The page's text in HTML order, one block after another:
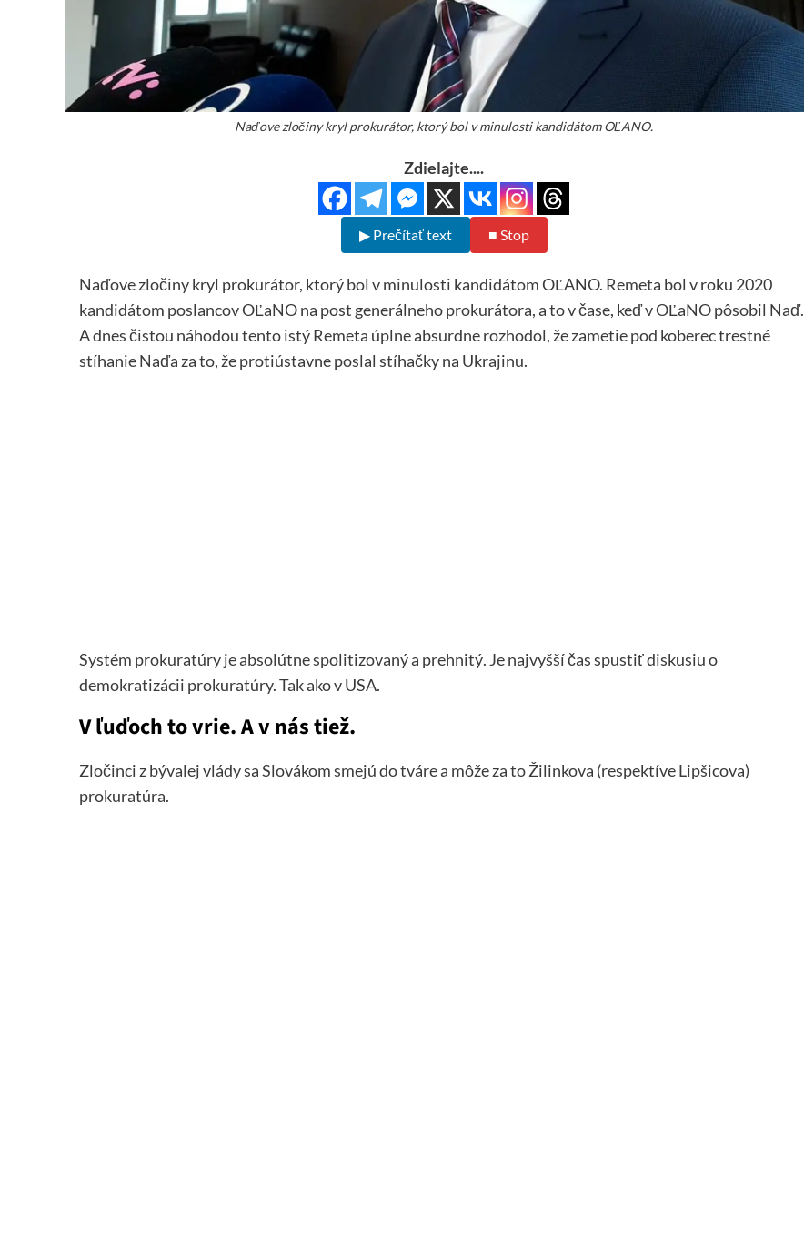
Naďove zločiny kryl prokurátor, ktorý bol v minulosti kandidátom OĽANO.
Zdielajte....
▶ Prečítať text ■ Stop
Naďove zločiny kryl prokurátor, ktorý bol v minulosti kandidátom OĽANO. Remeta bol v roku 2020
kandidátom poslancov OĽaNO na post generálneho prokurátora, a to v čase, keď v OĽaNO pôsobil Naď.
A dnes čistou náhodou tento istý Remeta úplne absurdne rozhodol, že zametie pod koberec trestné
stíhanie Naďa za to, že protiústavne poslal stíhačky na Ukrajinu.
Systém prokuratúry je absolútne spolitizovaný a prehnitý. Je najvyšší čas spustiť diskusiu o
demokratizácii prokuratúry. Tak ako v USA.
V ľuďoch to vrie. A v nás tiež.
Zločinci z bývalej vlády sa Slovákom smejú do tváre a môže za to Žilinkova (respektíve Lipšicova)
prokuratúra.